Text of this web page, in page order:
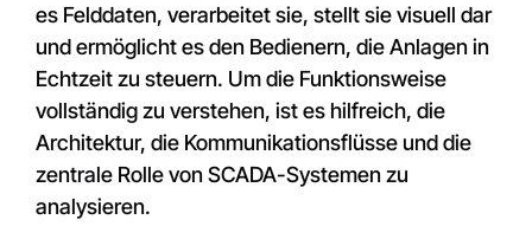
es Felddaten, verarbeitet sie, stellt sie visuell dar
und ermöglicht es den Bedienern, die Anlagen in
Echtzeit zu steuern. Um die Funktionsweise
vollständig zu verstehen, ist es hilfreich, die
Architektur, die Kommunikationsflüsse und die
zentrale Rolle von SCADA-Systemen zu
analysieren.